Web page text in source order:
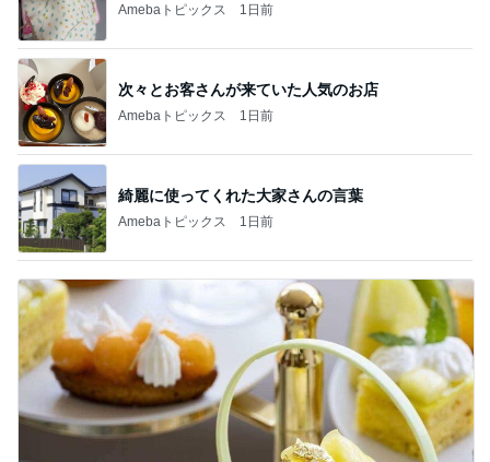
Amebaトピックス 1日前
次々とお客さんが来ていた人気のお店
Amebaトピックス 1日前
綺麗に使ってくれた大家さんの言葉
Amebaトピックス 1日前